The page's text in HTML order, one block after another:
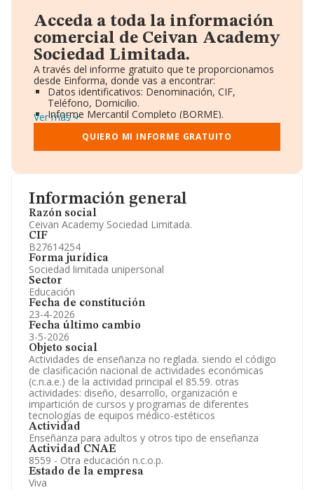
Información general
Razón social
Ceivan Academy Sociedad Limitada.
CIF
B27614254
Forma jurídica
Sociedad limitada unipersonal
Sector
Educación
Fecha de constitución
23-4-2026
Fecha último cambio
3-5-2026
Objeto social
Actividades de enseñanza no reglada. siendo el código
de clasificación nacional de actividades económicas
(c.n.a.e.) de la actividad principal el 85.59. otras
actividades: diseño, desarrollo, organización e
impartición de cursos y programas de diferentes
tecnologías de equipos médico-estéticos
Actividad
Enseñanza para adultos y otros tipo de enseñanza
Actividad CNAE
8559 - Otra educación n.c.o.p.
Estado de la empresa
Viva
Acceda a toda la información
comercial de Ceivan Academy
Sociedad Limitada.
A través del informe gratuito que te proporcionamos
desde Einforma, donde vas a encontrar:
Datos identificativos: Denominación, CIF,
Teléfono, Domicilio.
Informe Mercantil Completo (BORME).
Gráficos de Evolución Ventas y Empleados.
Consejo de Administración y Administradores.
Directivos y Ejecutivos.
Información oficial y registral complementaria.
Ver más
QUIERO MI INFORME GRATUITO